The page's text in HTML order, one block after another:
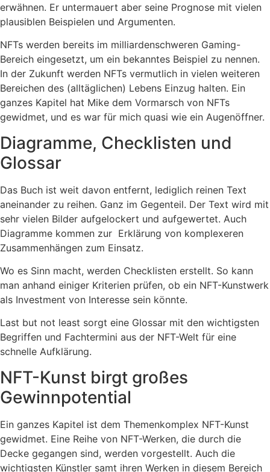
erwähnen. Er untermauert aber seine Prognose mit vielen
plausiblen Beispielen und Argumenten.
NFTs werden bereits im milliardenschweren Gaming-
Bereich eingesetzt, um ein bekanntes Beispiel zu nennen.
In der Zukunft werden NFTs vermutlich in vielen weiteren
Bereichen des (alltäglichen) Lebens Einzug halten. Ein
ganzes Kapitel hat Mike dem Vormarsch von NFTs
gewidmet, und es war für mich quasi wie ein Augenöffner.
Diagramme, Checklisten und
Glossar
Das Buch ist weit davon entfernt, lediglich reinen Text
aneinander zu reihen. Ganz im Gegenteil. Der Text wird mit
sehr vielen Bilder aufgelockert und aufgewertet. Auch
Diagramme kommen zur Erklärung von komplexeren
Zusammenhängen zum Einsatz.
Wo es Sinn macht, werden Checklisten erstellt. So kann
man anhand einiger Kriterien prüfen, ob ein NFT-Kunstwerk
als Investment von Interesse sein könnte.
Last but not least sorgt eine Glossar mit den wichtigsten
Begriffen und Fachtermini aus der NFT-Welt für eine
schnelle Aufklärung.
NFT-Kunst birgt großes
Gewinnpotential
Ein ganzes Kapitel ist dem Themenkomplex NFT-Kunst
gewidmet. Eine Reihe von NFT-Werken, die durch die
Decke gegangen sind, werden vorgestellt. Auch die
wichtigsten Künstler samt ihren Werken in diesem Bereich